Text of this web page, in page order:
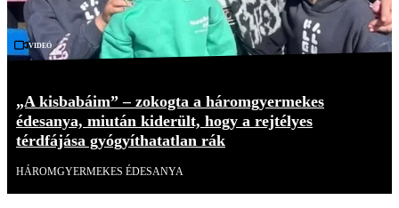
Videó
„A kisbabáim” – zokogta a háromgyermekes
édesanya, miután kiderült, hogy a rejtélyes
térdfájása gyógyíthatatlan rák
HÁROMGYERMEKES ÉDESANYA